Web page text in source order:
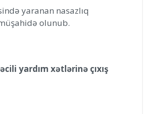
yaranan nasazlıq
olunub.
yardım xətlərinə çıxış